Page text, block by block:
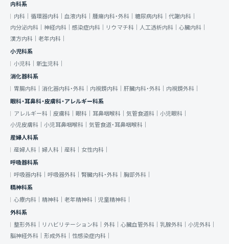
内科系
内科｜ 循環器内科｜ 血液内科｜ 腫瘍内科・外科｜ 糖尿病内科｜ 代謝内科｜
内分泌内科｜ 神経内科｜ 感染症内科｜ リウマチ科｜ 人工透析内科｜ 心臓内科｜
漢方内科｜ 老年内科｜
小児科系
小児科｜ 新生児科｜
消化器科系
胃腸内科｜ 消化器内科・外科｜ 内視鏡内科｜ 肝臓内科・外科｜ 内視鏡外科｜
眼科・耳鼻科・皮膚科・アレルギー科系
アレルギー科｜ 皮膚科｜ 眼科｜ 耳鼻咽喉科｜ 気管食道科｜ 小児眼科｜
小児皮膚科｜ 小児耳鼻咽喉科｜ 気管食道・耳鼻咽喉科｜
産婦人科系
産婦人科｜ 婦人科｜ 産科｜ 女性内科｜
呼吸器科系
呼吸器内科｜ 呼吸器外科｜ 腎臓内科・外科｜ 胸部外科｜
精神科系
心療内科｜ 精神科｜ 老年精神科｜ 児童精神科｜
外科系
整形外科｜
リハビリテーション科｜ 外科｜ 心臓血管外科｜ 乳腺外科｜ 小児外科｜
脳神経外科｜ 形成外科｜ 性感染症内科｜